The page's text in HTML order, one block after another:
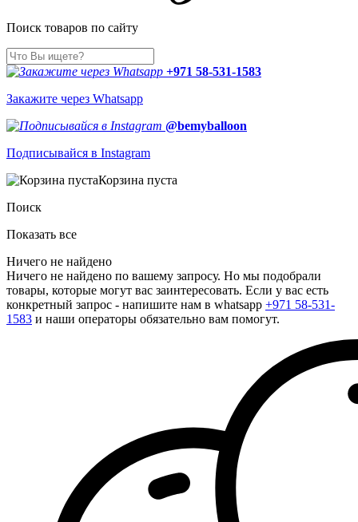
Поиск товаров по сайту
+971 58-531-1583
Закажите через Whatsapp
@bemyballoon
Подписывайся в Instagram
Корзина пуста
Поиск
Показать все
Ничего не найдено
Ничего не найдено по вашему запросу. Но мы подобрали
товары, которые могут вас заинтересовать. Если у вас есть
конкретный запрос - напишите нам в whatsapp +971 58-531-
1583 и наши операторы обязательно вам помогут.